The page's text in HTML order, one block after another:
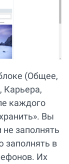
(Общее,
Карьера,
каждого
Вы
заполнять
заполнять в
Их